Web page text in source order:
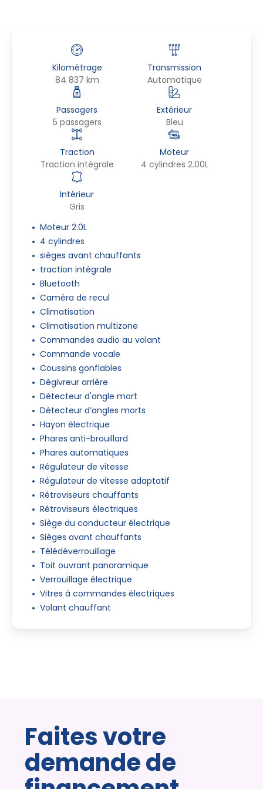
Kilométrage
84 837 km
Transmission
Automatique
Passagers
5 passagers
Extérieur
Bleu
Traction
Traction intégrale
Moteur
4 cylindres 2.00L
Intérieur
Gris
Moteur 2.0L
4 cylindres
sièges avant chauffants
traction intégrale
Bluetooth
Caméra de recul
Climatisation
Climatisation multizone
Commandes audio au volant
Commande vocale
Coussins gonflables
Dégivreur arrière
Détecteur d'angle mort
Détecteur d’angles morts
Hayon électrique
Phares anti-brouillard
Phares automatiques
Régulateur de vitesse
Régulateur de vitesse adaptatif
Rétroviseurs chauffants
Rétroviseurs électriques
Siège du conducteur électrique
Sièges avant chauffants
Télédéverrouillage
Toit ouvrant panoramique
Verrouillage électrique
Vitres à commandes électriques
Volant chauffant
Faites votre
demande de